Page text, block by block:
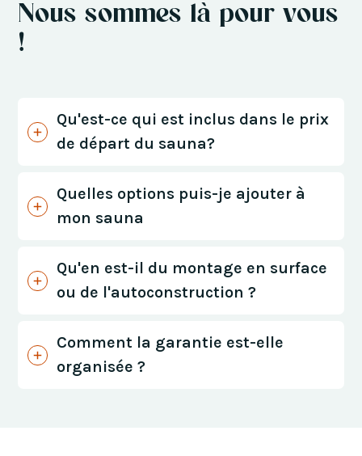
Nous sommes là pour vous
!
Qu'est-ce qui est inclus dans le prix
de départ du sauna?
Quelles options puis-je ajouter à
mon sauna
Qu'en est-il du montage en surface
ou de l'autoconstruction ?
Comment la garantie est-elle
organisée ?